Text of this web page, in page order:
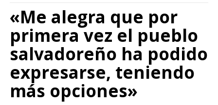
«Me alegra que por
primera vez el pueblo
salvadoreño ha podido
expresarse, teniendo
más opciones»